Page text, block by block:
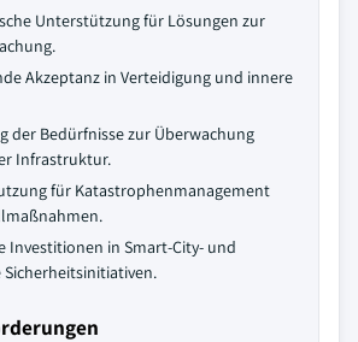
Unterstützung für Lösungen zur
Akzeptanz in Verteidigung und innere
der Bedürfnisse zur Überwachung
Infrastruktur.
für Katastrophenmanagement
Investitionen in Smart-City- und